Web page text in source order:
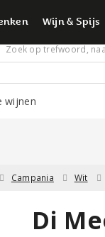
Voor dé
wijnen
Wijn & Spijs
Campania Wit
Di